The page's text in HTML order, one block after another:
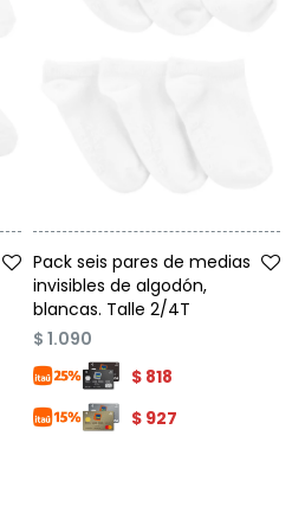
Pack seis pares de medias
invisibles de algodón,
blancas. Talle 2/4T
$ 1.090
$ 818
$ 927